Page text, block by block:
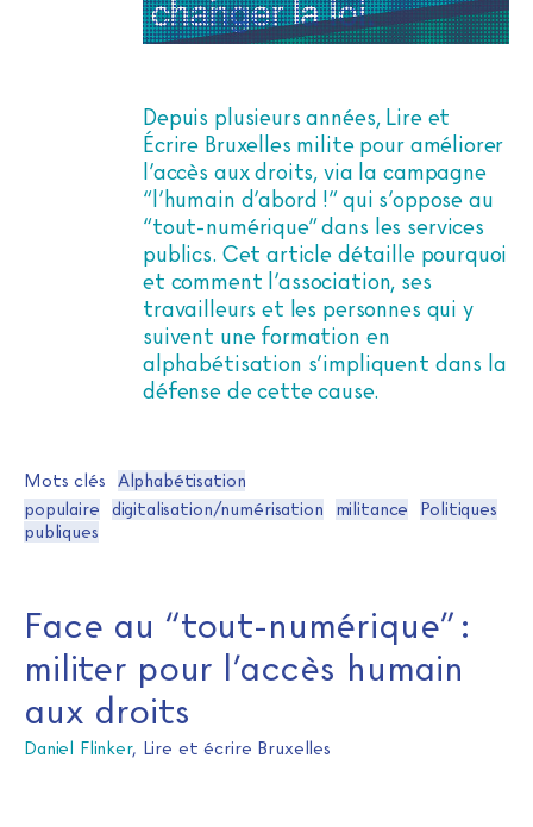
Depuis plusieurs années, Lire et
Écrire Bruxelles milite pour améliorer
l’accès aux droits, via la campagne
“l’humain d’abord !” qui s’oppose au
“tout-numérique” dans les services
publics. Cet article détaille pourquoi
et comment l’association, ses
travailleurs et les personnes qui y
suivent une formation en
alphabétisation s’impliquent dans la
défense de cette cause.
Mots clés
Alphabétisation
populaire
digitalisation/numérisation militance
Politiques
publiques
Face au “tout-numérique” :
militer pour l’accès humain
aux droits
Daniel Flinker, Lire et écrire Bruxelles